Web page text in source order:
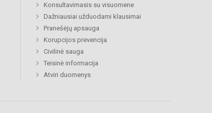
Konsultavimasis su visuomene
Dažniausiai užduodami klausimai
Pranešėjų apsauga
Korupcijos prevencija
Civilinė sauga
Teisinė informacija
Atviri duomenys